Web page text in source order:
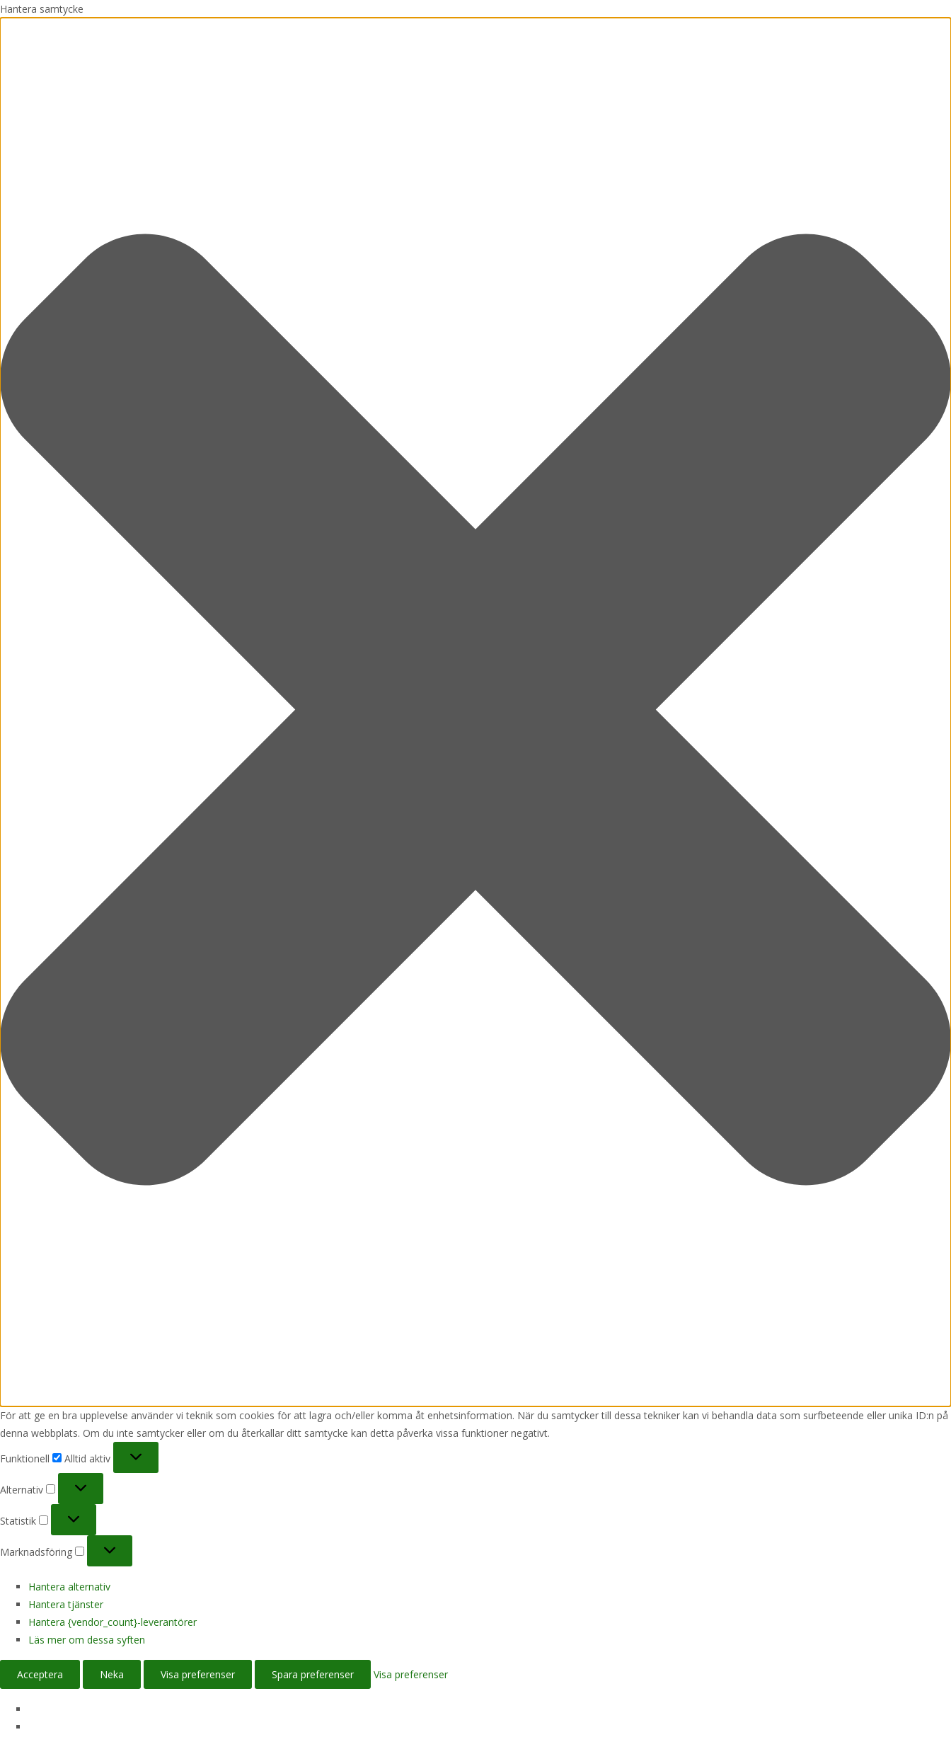
Hantera samtycke
För att ge en bra upplevelse använder vi teknik som cookies för att lagra och/eller komma åt enhetsinformation. När du samtycker till dessa tekniker kan vi behandla data som surfbeteende eller unika ID:n på
denna webbplats. Om du inte samtycker eller om du återkallar ditt samtycke kan detta påverka vissa funktioner negativt.
Funktionell
Alltid aktiv
Alternativ
Statistik
Marknadsföring
Hantera alternativ
Hantera tjänster
Hantera {vendor_count}-leverantörer
Läs mer om dessa syften
Acceptera Neka Visa preferenser Spara preferenser Visa preferenser